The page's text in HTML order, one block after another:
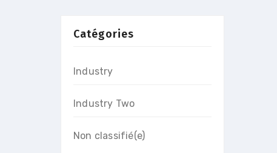
Catégories
Industry
Industry Two
Non classifié(e)